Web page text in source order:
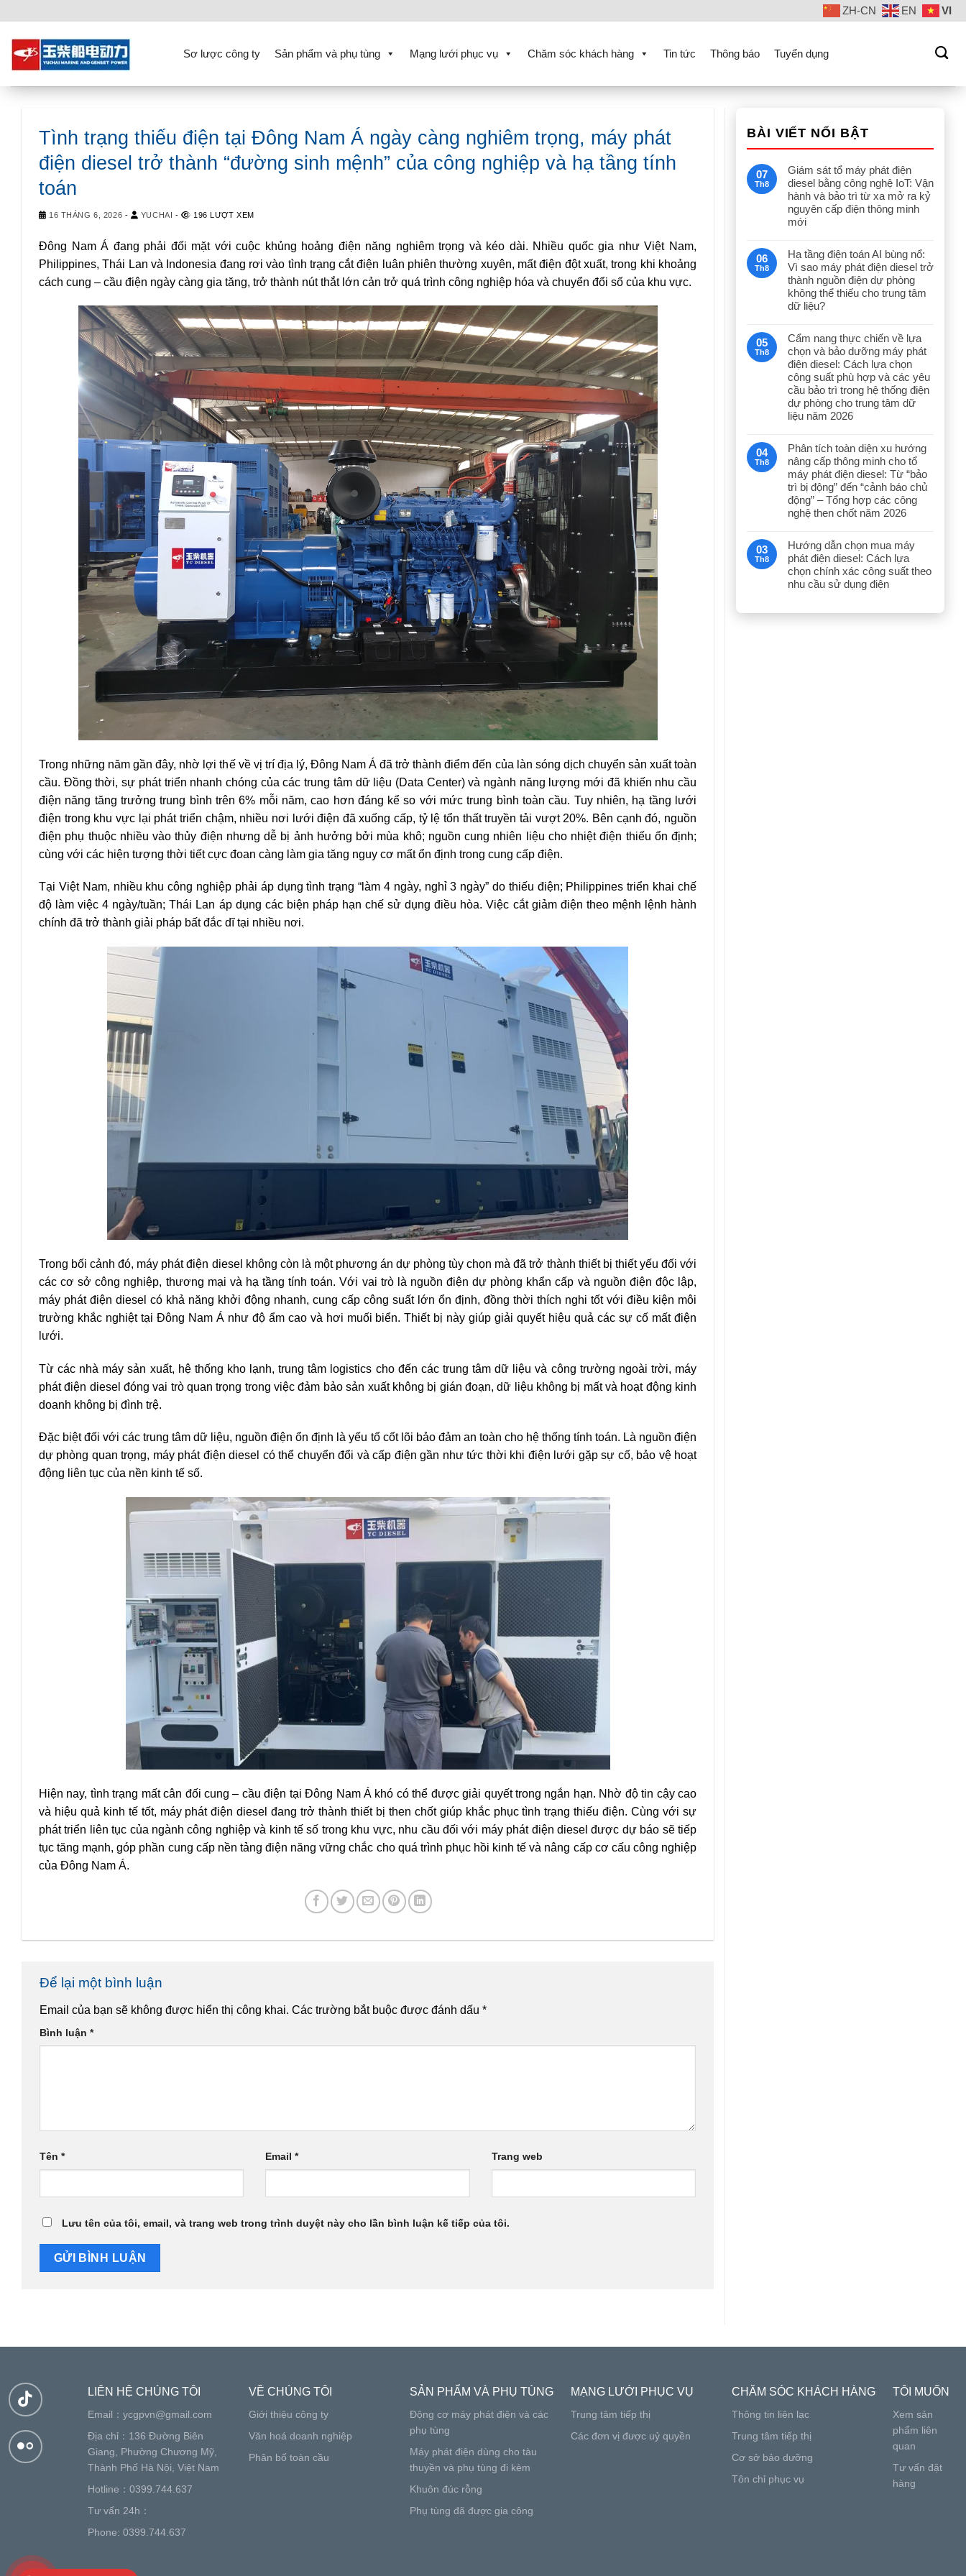
content
ZH-CN EN VI
Sơ lược công ty Sản phẩm và phụ tùng Mạng lưới phục vụ Chăm sóc khách hàng Tin tức Thông báo Tuyển dụng
Tình trạng thiếu điện tại Đông Nam Á ngày càng nghiêm trọng, máy phát
điện diesel trở thành “đường sinh mệnh” của công nghiệp và hạ tầng tính
toán
16 THÁNG 6, 2026 - YUCHAI - 196 LƯỢT XEM
Đông Nam Á đang phải đối mặt với cuộc khủng hoảng điện năng nghiêm trọng và kéo dài. Nhiều quốc gia như Việt Nam,
Philippines, Thái Lan và Indonesia đang rơi vào tình trạng cắt điện luân phiên thường xuyên, mất điện đột xuất, trong khi khoảng
cách cung – cầu điện ngày càng gia tăng, trở thành nút thắt lớn cản trở quá trình công nghiệp hóa và chuyển đổi số của khu vực.
Trong những năm gần đây, nhờ lợi thế về vị trí địa lý, Đông Nam Á đã trở thành điểm đến của làn sóng dịch chuyển sản xuất toàn
cầu. Đồng thời, sự phát triển nhanh chóng của các trung tâm dữ liệu (Data Center) và ngành năng lượng mới đã khiến nhu cầu
điện năng tăng trưởng trung bình trên 6% mỗi năm, cao hơn đáng kể so với mức trung bình toàn cầu. Tuy nhiên, hạ tầng lưới
điện trong khu vực lại phát triển chậm, nhiều nơi lưới điện đã xuống cấp, tỷ lệ tổn thất truyền tải vượt 20%. Bên cạnh đó, nguồn
điện phụ thuộc nhiều vào thủy điện nhưng dễ bị ảnh hưởng bởi mùa khô; nguồn cung nhiên liệu cho nhiệt điện thiếu ổn định;
cùng với các hiện tượng thời tiết cực đoan càng làm gia tăng nguy cơ mất ổn định trong cung cấp điện.
Tại Việt Nam, nhiều khu công nghiệp phải áp dụng tình trạng “làm 4 ngày, nghỉ 3 ngày” do thiếu điện; Philippines triển khai chế
độ làm việc 4 ngày/tuần; Thái Lan áp dụng các biện pháp hạn chế sử dụng điều hòa. Việc cắt giảm điện theo mệnh lệnh hành
chính đã trở thành giải pháp bất đắc dĩ tại nhiều nơi.
Trong bối cảnh đó, máy phát điện diesel không còn là một phương án dự phòng tùy chọn mà đã trở thành thiết bị thiết yếu đối với
các cơ sở công nghiệp, thương mại và hạ tầng tính toán. Với vai trò là nguồn điện dự phòng khẩn cấp và nguồn điện độc lập,
máy phát điện diesel có khả năng khởi động nhanh, cung cấp công suất lớn ổn định, đồng thời thích nghi tốt với điều kiện môi
trường khắc nghiệt tại Đông Nam Á như độ ẩm cao và hơi muối biển. Thiết bị này giúp giải quyết hiệu quả các sự cố mất điện
lưới.
Từ các nhà máy sản xuất, hệ thống kho lạnh, trung tâm logistics cho đến các trung tâm dữ liệu và công trường ngoài trời, máy
phát điện diesel đóng vai trò quan trọng trong việc đảm bảo sản xuất không bị gián đoạn, dữ liệu không bị mất và hoạt động kinh
doanh không bị đình trệ.
Đặc biệt đối với các trung tâm dữ liệu, nguồn điện ổn định là yếu tố cốt lõi bảo đảm an toàn cho hệ thống tính toán. Là nguồn điện
dự phòng quan trọng, máy phát điện diesel có thể chuyển đổi và cấp điện gần như tức thời khi điện lưới gặp sự cố, bảo vệ hoạt
động liên tục của nền kinh tế số.
Hiện nay, tình trạng mất cân đối cung – cầu điện tại Đông Nam Á khó có thể được giải quyết trong ngắn hạn. Nhờ độ tin cậy cao
và hiệu quả kinh tế tốt, máy phát điện diesel đang trở thành thiết bị then chốt giúp khắc phục tình trạng thiếu điện. Cùng với sự
phát triển liên tục của ngành công nghiệp và kinh tế số trong khu vực, nhu cầu đối với máy phát điện diesel được dự báo sẽ tiếp
tục tăng mạnh, góp phần cung cấp nền tảng điện năng vững chắc cho quá trình phục hồi kinh tế và nâng cấp cơ cấu công nghiệp
của Đông Nam Á.
Để lại một bình luận
Email của bạn sẽ không được hiển thị công khai. Các trường bắt buộc được đánh dấu *
Bình luận *
Tên * Email* Trang web
Lưu tên của tôi, email, và trang web trong trình duyệt này cho lần bình luận kế tiếp của tôi.
BÀI VIẾT NỔI BẬT
07
Th8
Giám sát tổ máy phát điện
diesel bằng công nghệ IoT: Vận
hành và bảo trì từ xa mở ra kỷ
nguyên cấp điện thông minh
mới
06
Th8
Hạ tầng điện toán AI bùng nổ:
Vì sao máy phát điện diesel trở
thành nguồn điện dự phòng
không thể thiếu cho trung tâm
dữ liệu?
05
Th8
Cẩm nang thực chiến về lựa
chọn và bảo dưỡng máy phát
điện diesel: Cách lựa chọn
công suất phù hợp và các yêu
cầu bảo trì trong hệ thống điện
dự phòng cho trung tâm dữ
liệu năm 2026
04
Th8
Phân tích toàn diện xu hướng
nâng cấp thông minh cho tổ
máy phát điện diesel: Từ “bảo
trì bị động” đến “cảnh báo chủ
động” – Tổng hợp các công
nghệ then chốt năm 2026
03
Th8
Hướng dẫn chọn mua máy
phát điện diesel: Cách lựa
chọn chính xác công suất theo
nhu cầu sử dụng điện
LIÊN HỆ CHÚNG TÔI
Email： ycgpvn@gmail.com
Địa chỉ：136 Đường Biên
Giang, Phường Chương Mỹ,
Thành Phố Hà Nội, Việt Nam
Hotline：0399.744.637
Tư vấn 24h：
Phone: 0399.744.637
VỀ CHÚNG TÔI
Giới thiệu công ty
Văn hoá doanh nghiệp
Phân bố toàn cầu
SẢN PHẨM VÀ PHỤ TÙNG
Động cơ máy phát điện và các
phụ tùng
Máy phát điện dùng cho tàu
thuyền và phụ tùng đi kèm
Khuôn đúc rỗng
Phụ tùng đã được gia công
MẠNG LƯỚI PHỤC VỤ
Trung tâm tiếp thị
Các đơn vị được uỷ quyền
CHĂM SÓC KHÁCH HÀNG
Thông tin liên lạc
Trung tâm tiếp thị
Cơ sở bảo dưỡng
Tôn chỉ phục vụ
TÔI MUỐN
Xem sản
phẩm liên
quan
Tư vấn đặt
hàng